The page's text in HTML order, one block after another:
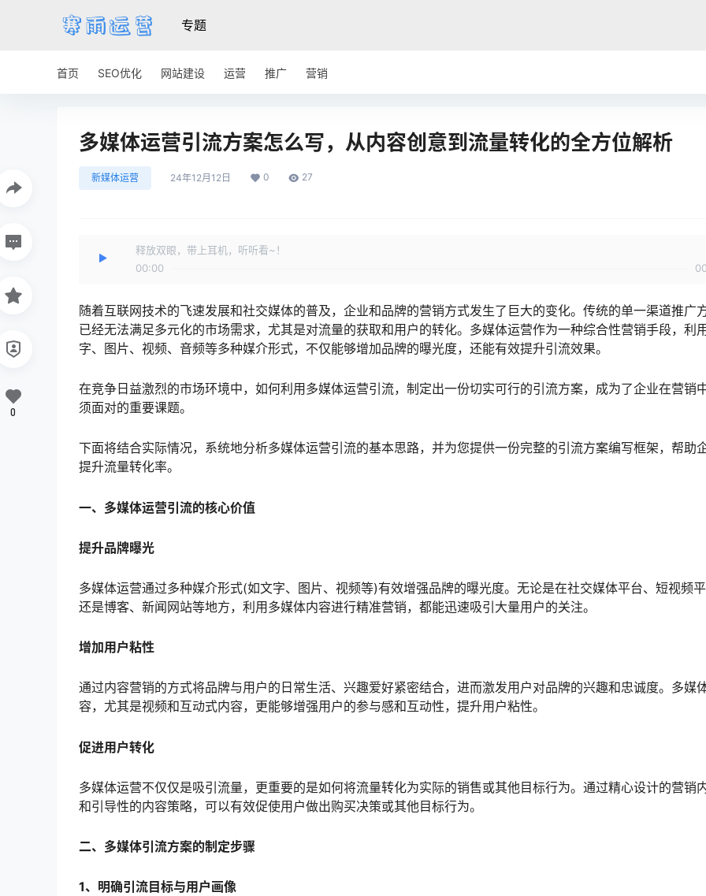
专题
首页 SEO优化 网站建设 运营 推广 营销
多媒体运营引流方案怎么写，从内容创意到流量转化的全方位解析
新媒体运营 24年12月12日 0 27
释放双眼，带上耳机，听听看~！
00:00
随着互联网技术的飞速发展和社交媒体的普及，企业和品牌的营销方式发生了巨大的变化。传统的单一渠道推广
已经无法满足多元化的市场需求，尤其是对流量的获取和用户的转化。多媒体运营作为一种综合性营销手段，利
字、图片、视频、音频等多种媒介形式，不仅能够增加品牌的曝光度，还能有效提升引流效果。
在竞争日益激烈的市场环境中，如何利用多媒体运营引流，制定出一份切实可行的引流方案，成为了企业在营销
须面对的重要课题。
下面将结合实际情况，系统地分析多媒体运营引流的基本思路，并为您提供一份完整的引流方案编写框架，帮助
提升流量转化率。
一、多媒体运营引流的核心价值
提升品牌曝光
多媒体运营通过多种媒介形式(如文字、图片、视频等)有效增强品牌的曝光度。无论是在社交媒体平台、短视频平
还是博客、新闻网站等地方，利用多媒体内容进行精准营销，都能迅速吸引大量用户的关注。
增加用户粘性
通过内容营销的方式将品牌与用户的日常生活、兴趣爱好紧密结合，进而激发用户对品牌的兴趣和忠诚度。多媒
容，尤其是视频和互动式内容，更能够增强用户的参与感和互动性，提升用户粘性。
促进用户转化
多媒体运营不仅仅是吸引流量，更重要的是如何将流量转化为实际的销售或其他目标行为。通过精心设计的营销
和引导性的内容策略，可以有效促使用户做出购买决策或其他目标行为。
二、多媒体引流方案的制定步骤
1、明确引流目标与用户画像
0